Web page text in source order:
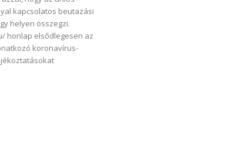
kapcsolatos beutazási
helyen összegzi.
honlap elsődlegesen az
koronavírus-